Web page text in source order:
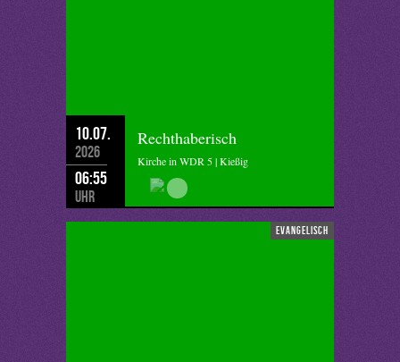
10.07.
2026
06:55
Uhr
Rechthaberisch
Kirche in WDR 5 | Kießig
evangelisch